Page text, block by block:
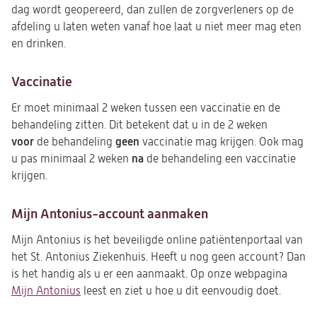
dag wordt geopereerd, dan zullen de zorgverleners op de
afdeling u laten weten vanaf hoe laat u niet meer mag eten
en drinken.
Vaccinatie
Er moet minimaal 2 weken tussen een vaccinatie en de
behandeling zitten. Dit betekent dat u in de 2 weken
voor de behandeling geen vaccinatie mag krijgen. Ook mag
u pas minimaal 2 weken na de behandeling een vaccinatie
krijgen.
Mijn Antonius-account aanmaken
Mijn Antonius is het beveiligde online patiëntenportaal van
het St. Antonius Ziekenhuis. Heeft u nog geen account? Dan
is het handig als u er een aanmaakt. Op onze webpagina
Mijn Antonius leest en ziet u hoe u dit eenvoudig doet.